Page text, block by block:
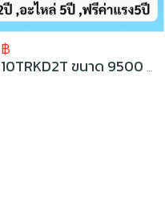
฿
แอร์ไฮเซ่นส์ อินเวอร์เตอร์ รุ่น AS10TRKD2T ขนาด 9500 BTU